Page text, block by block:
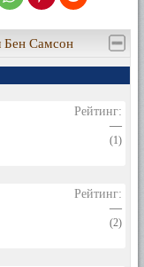
Бен Самсон
Рейтинг:
—
(1)
Рейтинг:
—
(2)